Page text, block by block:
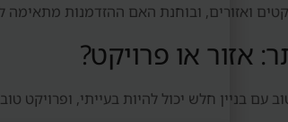
ואזורים, ובוחנת האם ההזדמנות מתאימה
אזור או פרויקט?
עם בניין חלש יכול להיות בעייתי, ופרויקט